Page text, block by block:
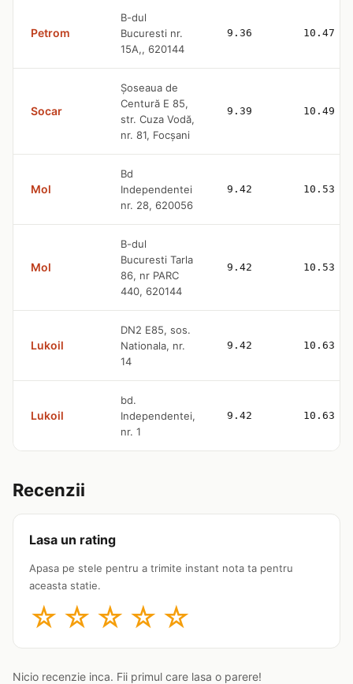
Petrom
B-dul
Bucuresti nr.
15A,, 620144
9.36 10.47
Socar
Şoseaua de
Centură E 85,
str. Cuza Vodă,
nr. 81, Focşani
9.39 10.49
Mol
Bd
Independentei
nr. 28, 620056
9.42 10.53
Mol
B-dul
Bucuresti Tarla
86, nr PARC
440, 620144
9.42 10.53
Lukoil
DN2 E85, sos.
Nationala, nr.
14
9.42 10.63
Lukoil
bd.
Independentei,
nr. 1
9.42 10.63
Recenzii
Lasa un rating
Apasa pe stele pentru a trimite instant nota ta pentru
aceasta statie.
☆ ☆ ☆ ☆ ☆
Nicio recenzie inca. Fii primul care lasa o parere!